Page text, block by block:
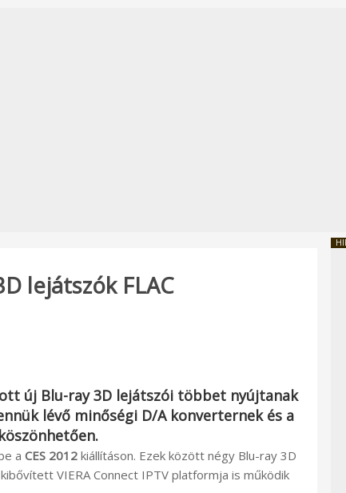
lejátszók FLAC
új Blu-ray 3D lejátszói többet nyújtanak
lévő minőségi D/A konverternek és a
a CES 2012 kiállításon. Ezek között négy Blu-ray 3D
VIERA Connect IPTV platformja is működik